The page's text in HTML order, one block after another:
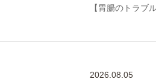
【胃腸のトラブ
2026.08.05